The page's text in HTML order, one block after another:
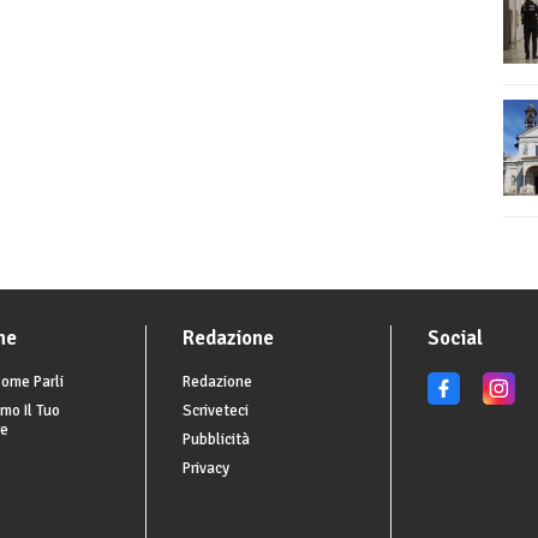
Parli
Il Tuo
Redazione
Redazione
Scriveteci
Pubblicità
Privacy
Social